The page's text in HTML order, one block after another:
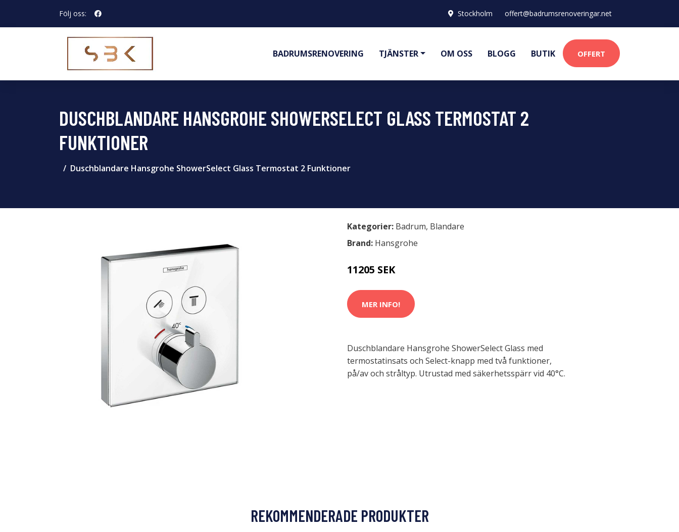
Följ oss: Stockholm offert@badrumsrenoveringar.net
BADRUMSRENOVERING TJÄNSTER OM OSS BLOGG BUTIK OFFERT
DUSCHBLANDARE HANSGROHE SHOWERSELECT GLASS TERMOSTAT 2
FUNKTIONER
Duschblandare Hansgrohe ShowerSelect Glass Termostat 2 Funktioner
Kategorier: Badrum, Blandare
Brand: Hansgrohe
11205 SEK
MER INFO!
Duschblandare Hansgrohe ShowerSelect Glass med
termostatinsats och Select-knapp med två funktioner,
på/av och stråltyp. Utrustad med säkerhetsspärr vid 40°C.
REKOMMENDERADE PRODUKTER